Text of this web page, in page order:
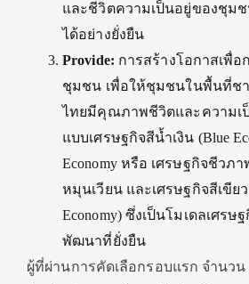
และชีวิตความเป็นอยู่ของชุม
ได้อย่างยั่งยืน
Provide: การสร้างโอกาสเพื่
ชุมชน เพื่อให้ชุมชนในพื้นที่ชา
ไทยมีคุณภาพชีวิตและความเ
แบบเศรษฐกิจสีน้ำเงิน (Blue
Economy หรือ เศรษฐกิจชีวภา
หมุนเวียน และเศรษฐกิจสีเขียว
Economy) ซึ่งเป็นโมเดลเศร
พัฒนาที่ยั่งยืน
ผู้ที่ผ่านการคัดเลือกรอบแรก จำนว